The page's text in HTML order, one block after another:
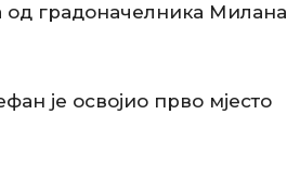
од градоначелника Милана
је освојио прво мјесто